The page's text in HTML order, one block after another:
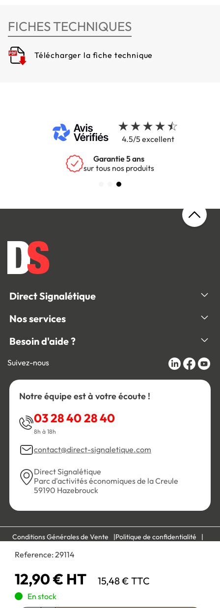
Reference: 29114
12,90 € HT 15,48 € TTC
En stock
FICHES TECHNIQUES
Télécharger la fiche technique
4.5/5 excellent
Garantie 5 ans
sur tous nos produits
Direct Signalétique
Nos services
Besoin d'aide ?
Suivez-nous
Notre équipe est à votre écoute !
03 28 40 28 40
8h à 18h
contact@direct-signaletique.com
Direct Signalétique
Parc d'activités économiques de la Creule
59190 Hazebrouck
Conditions Générales de Vente
Politique de confidentialité
Mentions légales
Paiement 100% sécurisé :